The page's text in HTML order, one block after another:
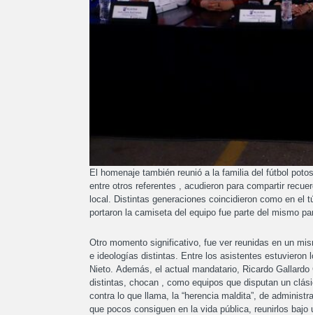
El homenaje también reunió a la familia del fútbol
entre otros referentes , acudieron para compartir
local. Distintas generaciones coincidieron como en el
portaron la camiseta del equipo fue parte del mismo
Otro momento significativo, fue ver reunidas en un
e ideologías distintas. Entre los asistentes estuvieron
Nieto. Además, el actual mandatario, Ricardo
distintas, chocan , como equipos que disputan un
contra lo que llama, la “herencia maldita”, de
que pocos consiguen en la vida pública, reunirlos bajo